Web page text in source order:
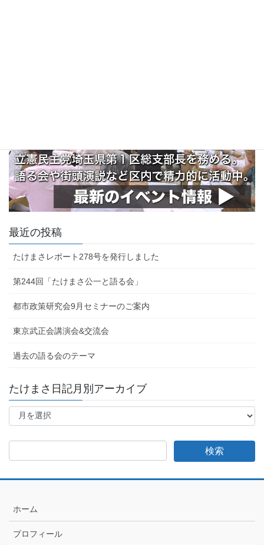
最近の投稿
たけまさレポート278号を発行しました
第244回「たけまさ公一と語る会」
都市政策研究会9月セミナーのご案内
東京武正会講演会&交流会
過去の語る会のテーマ
たけまさ日記月別アーカイブ
た
さ
月
カ
ホーム
プロフィール